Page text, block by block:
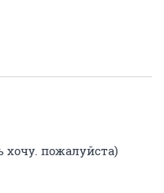
хочу. пожалуйста)